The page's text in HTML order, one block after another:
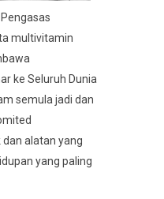
multivitamin
ke Seluruh Dunia
semula jadi dan
alatan yang
yang paling